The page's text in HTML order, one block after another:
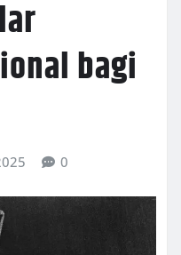
bagi
0